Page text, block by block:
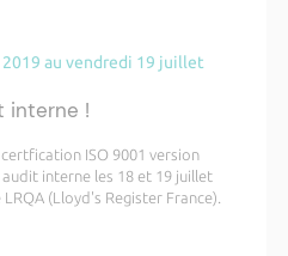
au vendredi 19 juillet
interne !
ISO 9001 version
audit interne les 18 et 19 juillet
(Lloyd's Register France).